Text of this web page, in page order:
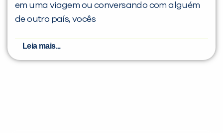
em uma viagem ou conversando com alguém
de outro país, vocês
Leia mais...